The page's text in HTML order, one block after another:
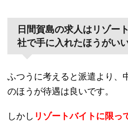
日間賀島の求人はリゾー
社で手に入れたほうがい
ふつうに考えると派遣より、
のほうが待遇は良いです。
しかし リゾートバイトに限っ